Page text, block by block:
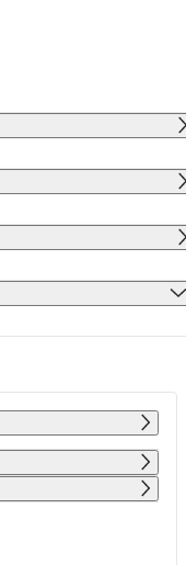
SO NE
5 6
12 13